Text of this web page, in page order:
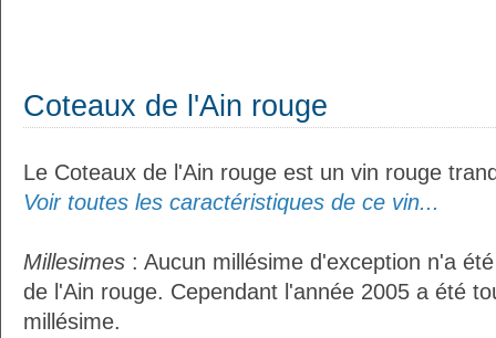
Coteaux de l'Ain rouge
Le Coteaux de l'Ain rouge est un vin rouge
Voir toutes les caractéristiques de ce vin...
Millesimes : Aucun millésime d'exception n'a
de l'Ain rouge. Cependant l'année 2005 a été
millésime.